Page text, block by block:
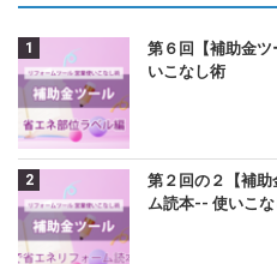
第６回【補助金
いこなし術
第２回の２【補
ム読本-- 使いこ